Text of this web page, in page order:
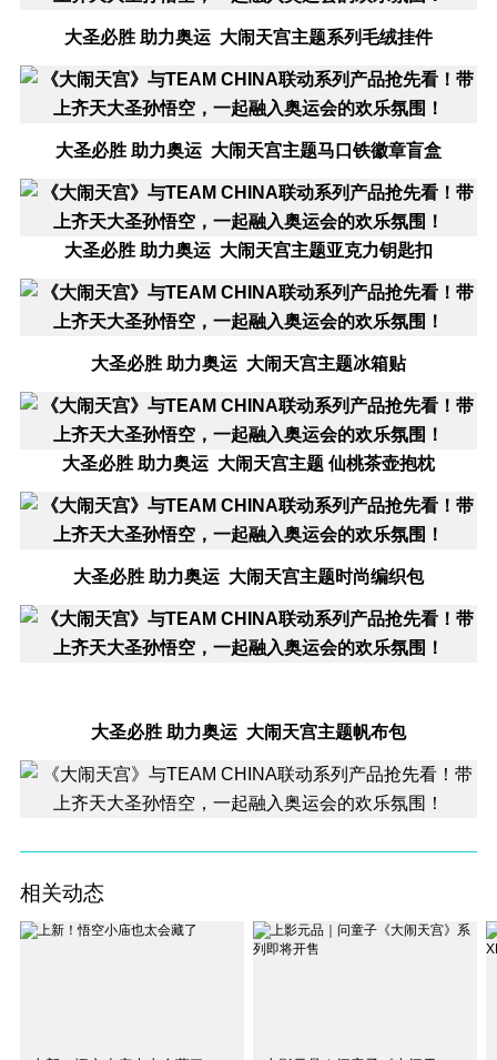
大圣必胜 助力奥运 大闹天宫主题系列毛绒挂件
大圣必胜 助力奥运 大闹天宫主题马口铁徽章盲盒
大圣必胜 助力奥运 大闹天宫主题亚克力钥匙扣
大圣必胜 助力奥运 大闹天宫主题冰箱贴
大圣必胜 助力奥运 大闹天宫主题 仙桃茶壶抱枕
大圣必胜 助力奥运 大闹天宫主题时尚编织包
大圣必胜 助力奥运 大闹天宫主题帆布包
相关动态